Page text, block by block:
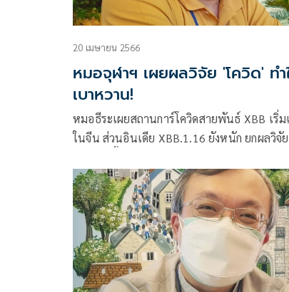
20 เมษายน 2566
หมอจุฬาฯ เผยผลวิจัย 'โควิด' ทำ
เบาหวาน!
หมอธีระเผยสถานการ์โควิดสายพันธ์ XBB เริ่
ในจีน ส่วนอินเดีย XBB.1.16 ยังหนัก ยกผลวิจั
หลอดเลือด